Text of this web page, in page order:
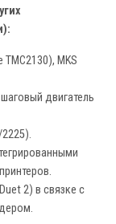
TMC2130), MKS
шаговый двигатель
2225).
2) в связке с